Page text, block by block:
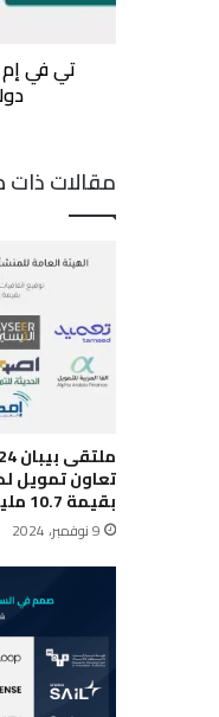
250
لصندوق
مقالات ذات
تعاون تمويل
بقيمة 10.7 مليار ريال
9 نوفمبر، 2024